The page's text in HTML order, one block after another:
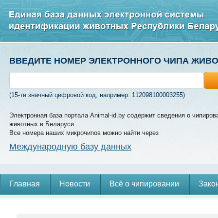
ВВЕДИТЕ НОМЕР ЭЛЕКТРОННОГО ЧИПА
(15-ти значный цифровой код, например: 112098100003255)
Электронная база портала Animal-id.by содержит сведения о
животных в Беларуси.
Все номера наших микрочипов можно найти через
Международную базу данных
Главная Новости Всё о чипировании